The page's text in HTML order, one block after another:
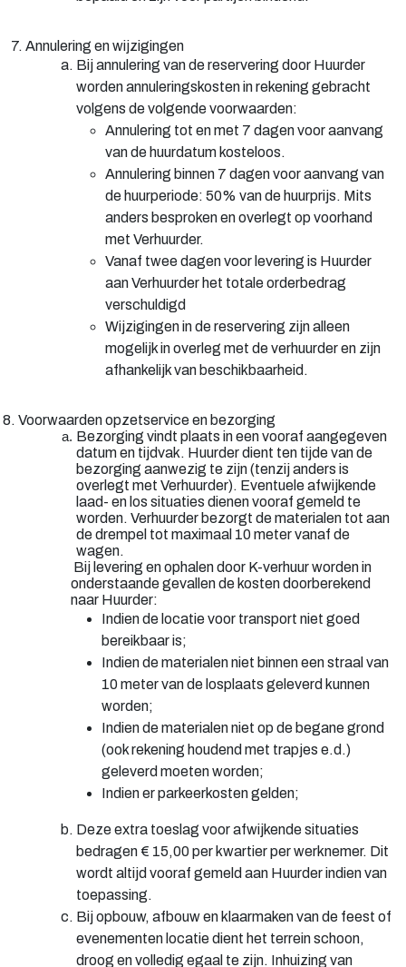
7. Annulering en wijzigingen
Bij annulering van de reservering door Huurder
worden annuleringskosten in rekening gebracht
volgens de volgende voorwaarden:
Annulering tot en met 7 dagen voor aanvang
van de huurdatum kosteloos.
Annulering binnen 7 dagen voor aanvang van
de huurperiode: 50% van de huurprijs. Mits
anders besproken en overlegt op voorhand
met Verhuurder.
Vanaf twee dagen voor levering is Huurder
aan Verhuurder het totale orderbedrag
verschuldigd
Wijzigingen in de reservering zijn alleen
mogelijk in overleg met de verhuurder en zijn
afhankelijk van beschikbaarheid.
8. Voorwaarden opzetservice en bezorging
Bezorging vindt plaats in een vooraf aangegeven
datum en tijdvak. Huurder dient ten tijde van de
bezorging aanwezig te zijn (tenzij anders is
overlegt met Verhuurder). Eventuele afwijkende
laad- en los situaties dienen vooraf gemeld te
worden. Verhuurder bezorgt de materialen tot aan
de drempel tot maximaal 10 meter vanaf de
wagen.
Bij levering en ophalen door K-verhuur worden in
onderstaande gevallen de kosten doorberekend
naar Huurder:
Indien de locatie voor transport niet goed
bereikbaar is;
Indien de materialen niet binnen een straal van
10 meter van de losplaats geleverd kunnen
worden;
Indien de materialen niet op de begane grond
(ook rekening houdend met trapjes e.d.)
geleverd moeten worden;
Indien er parkeerkosten gelden;
Deze extra toeslag voor afwijkende situaties
bedragen € 15,00 per kwartier per werknemer. Dit
wordt altijd vooraf gemeld aan Huurder indien van
toepassing.
Bij opbouw, afbouw en klaarmaken van de feest of
evenementen locatie dient het terrein schoon,
droog en volledig egaal te zijn. Inhuizing van